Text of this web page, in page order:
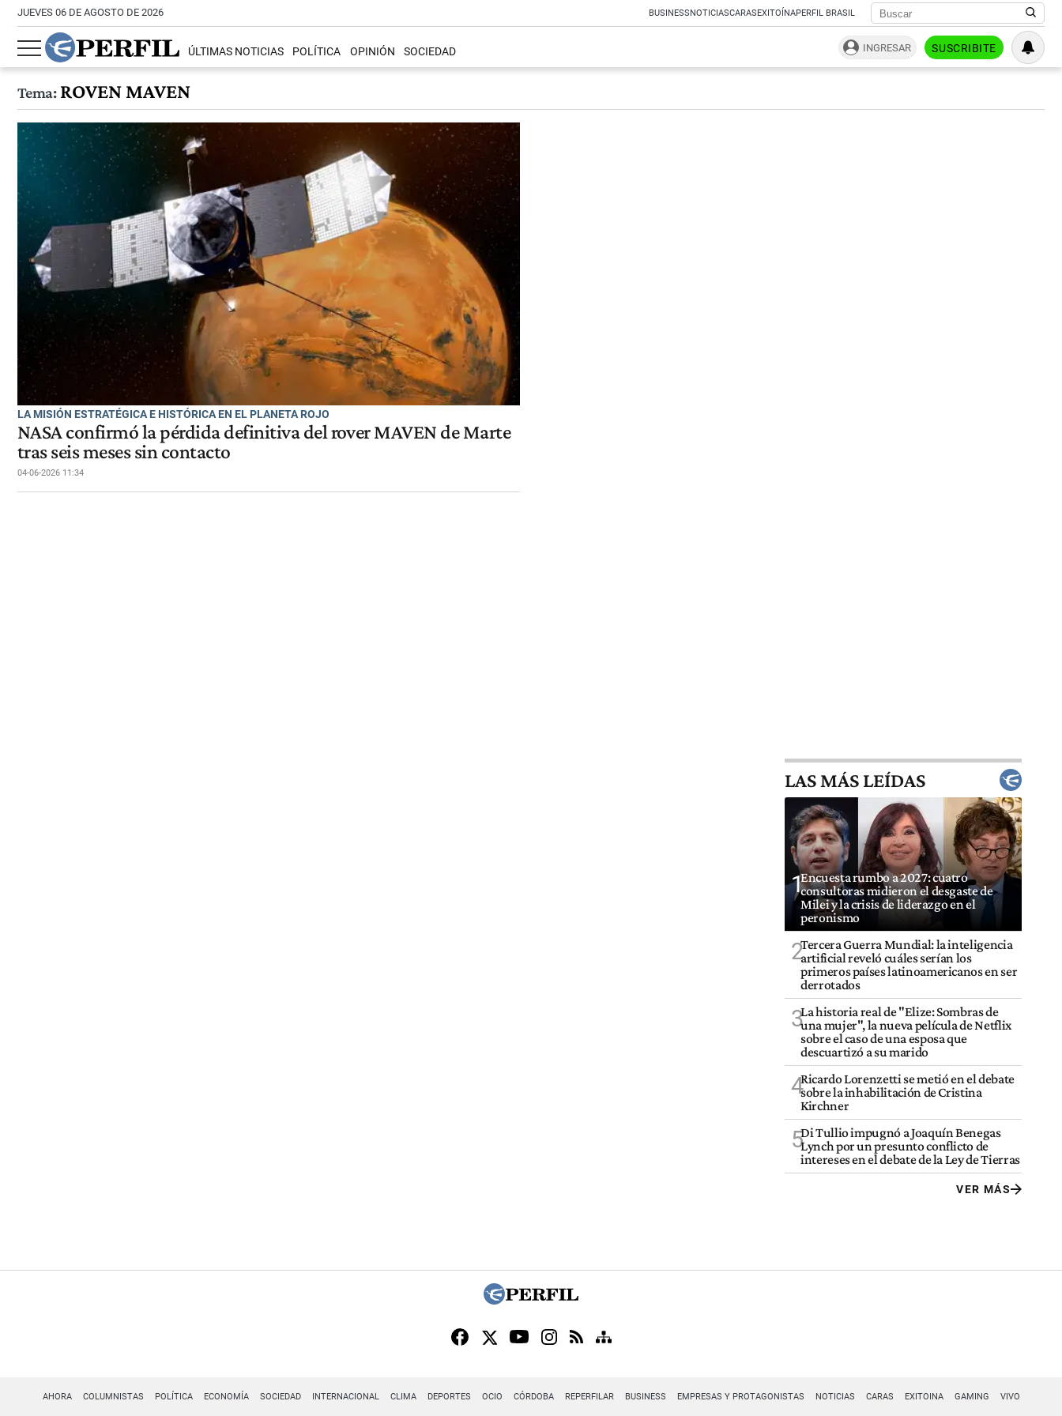
JUEVES 06 DE AGOSTO DE 2026 BUSINESSNOTICIASCARASEXITOÍNAPERFIL BRASIL
ÚLTIMAS NOTICIAS POLÍTICA OPINIÓN SOCIEDAD INGRESAR SUSCRIBITE
Tema:ROVEN MAVEN
LA MISIÓN ESTRATÉGICA E HISTÓRICA EN EL PLANETA ROJO
NASA confirmó la pérdida definitiva del rover MAVEN de Marte
tras seis meses sin contacto
04-06-2026 11:34
LAS MÁS LEÍDAS
1Encuesta rumbo a 2027: cuatro
consultoras midieron el desgaste de
Milei y la crisis de liderazgo en el
peronismo
2Tercera Guerra Mundial: la inteligencia
artificial reveló cuáles serían los
primeros países latinoamericanos en ser
derrotados
3La historia real de "Elize: Sombras de
una mujer", la nueva película de Netflix
sobre el caso de una esposa que
descuartizó a su marido
4Ricardo Lorenzetti se metió en el debate
sobre la inhabilitación de Cristina
Kirchner
5Di Tullio impugnó a Joaquín Benegas
Lynch por un presunto conflicto de
intereses en el debate de la Ley de Tierras
VER MÁS
AHORA COLUMNISTAS POLÍTICA ECONOMÍA SOCIEDAD INTERNACIONAL CLIMA DEPORTES OCIO CÓRDOBA REPERFILAR BUSINESS EMPRESAS Y PROTAGONISTAS NOTICIAS CARAS EXITOINA GAMING VIVO